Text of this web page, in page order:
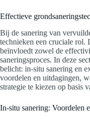
Effectieve
Bij de sanering van
technieken een cruciale rol.
beïnvloedt zowel de
saneringsproces. In deze
belicht: in-situ sanering en
voordelen en uitdagingen,
strategie te kiezen op basis
In-situ sanering: Voordelen